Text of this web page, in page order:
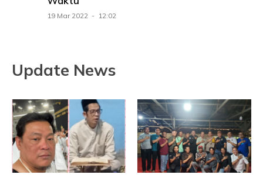
19 Mar 2022 - 12:02
Update News